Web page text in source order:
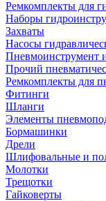
Ремкомплекты для
Наборы
Захваты
Насосы
Пневмоинструмент
Прочий
Ремкомплекты для
Фитинги
Шланги
Элементы
Бормашинки
Дрели
Шлифовальные и
Молотки
Трещотки
Гайковерты